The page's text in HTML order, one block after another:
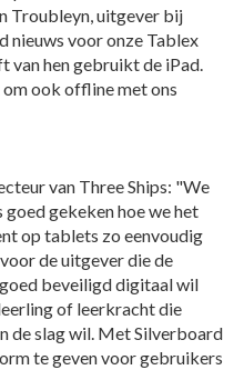
Troubleyn, uitgever bij
nieuws voor onze Tablex
van hen gebruikt de iPad.
ook offline met ons
van Three Ships: "We
gekeken hoe we het
op tablets zo eenvoudig
de uitgever die de
beveiligd digitaal wil
of leerkracht die
de slag wil. Met Silverboard
te geven voor gebruikers